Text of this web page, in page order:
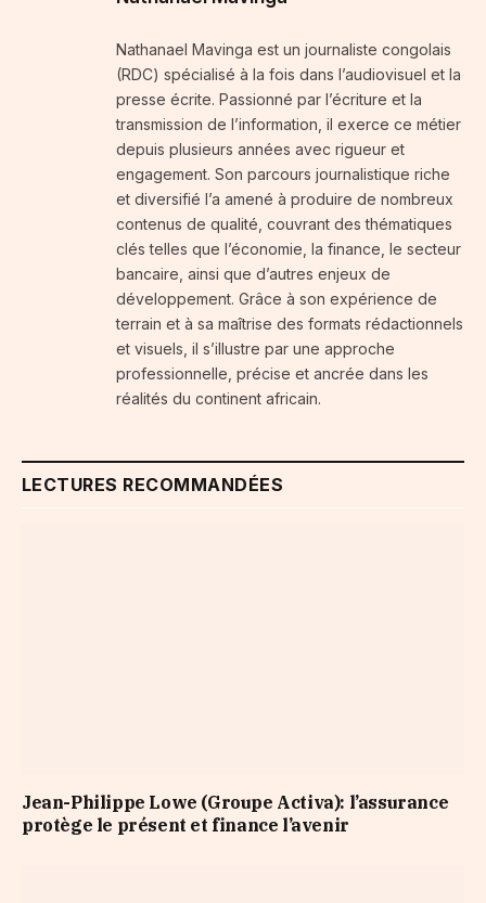
Nathanael Mavinga est un journaliste congolais
(RDC) spécialisé à la fois dans l’audiovisuel et la
presse écrite. Passionné par l’écriture et la
transmission de l’information, il exerce ce métier
depuis plusieurs années avec rigueur et
engagement. Son parcours journalistique riche
et diversifié l’a amené à produire de nombreux
contenus de qualité, couvrant des thématiques
clés telles que l’économie, la finance, le secteur
bancaire, ainsi que d’autres enjeux de
développement. Grâce à son expérience de
terrain et à sa maîtrise des formats rédactionnels
et visuels, il s’illustre par une approche
professionnelle, précise et ancrée dans les
réalités du continent africain.
LECTURES RECOMMANDÉES
Jean-Philippe Lowe (Groupe Activa): l’assurance
protège le présent et finance l’avenir